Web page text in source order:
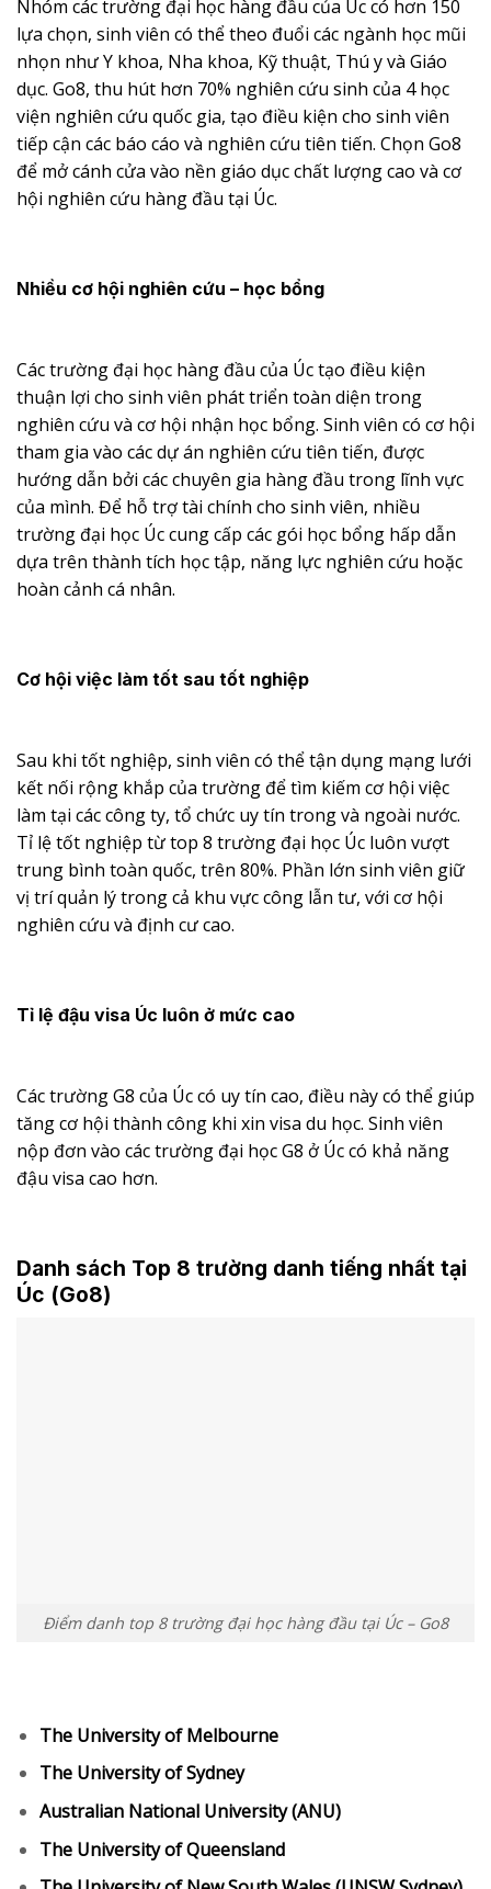
Nhóm các trường đại học hàng đầu của Úc có hơn 150
lựa chọn, sinh viên có thể theo đuổi các ngành học mũi
nhọn như Y khoa, Nha khoa, Kỹ thuật, Thú y và Giáo
dục. Go8, thu hút hơn 70% nghiên cứu sinh của 4 học
viện nghiên cứu quốc gia, tạo điều kiện cho sinh viên
tiếp cận các báo cáo và nghiên cứu tiên tiến. Chọn Go8
để mở cánh cửa vào nền giáo dục chất lượng cao và cơ
hội nghiên cứu hàng đầu tại Úc.
Nhiều cơ hội nghiên cứu – học bổng
Các trường đại học hàng đầu của Úc tạo điều kiện
thuận lợi cho sinh viên phát triển toàn diện trong
nghiên cứu và cơ hội nhận học bổng. Sinh viên có cơ hội
tham gia vào các dự án nghiên cứu tiên tiến, được
hướng dẫn bởi các chuyên gia hàng đầu trong lĩnh vực
của mình. Để hỗ trợ tài chính cho sinh viên, nhiều
trường đại học Úc cung cấp các gói học bổng hấp dẫn
dựa trên thành tích học tập, năng lực nghiên cứu hoặc
hoàn cảnh cá nhân.
Cơ hội việc làm tốt sau tốt nghiệp
Sau khi tốt nghiệp, sinh viên có thể tận dụng mạng lưới
kết nối rộng khắp của trường để tìm kiếm cơ hội việc
làm tại các công ty, tổ chức uy tín trong và ngoài nước.
Tỉ lệ tốt nghiệp từ top 8 trường đại học Úc luôn vượt
trung bình toàn quốc, trên 80%. Phần lớn sinh viên giữ
vị trí quản lý trong cả khu vực công lẫn tư, với cơ hội
nghiên cứu và định cư cao.
Tỉ lệ đậu visa Úc luôn ở mức cao
Các trường G8 của Úc có uy tín cao, điều này có thể giúp
tăng cơ hội thành công khi xin visa du học. Sinh viên
nộp đơn vào các trường đại học G8 ở Úc có khả năng
đậu visa cao hơn.
Danh sách Top 8 trường danh tiếng nhất tại
Úc (Go8)
Điểm danh top 8 trường đại học hàng đầu tại Úc – Go8
The University of Melbourne
The University of Sydney
Australian National University (ANU)
The University of Queensland